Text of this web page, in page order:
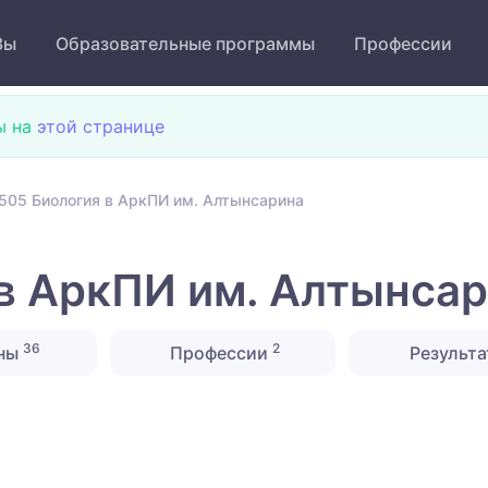
Образовательные программы Профессии
на этой странице
Биология в АркПИ им. Алтынсарина
АркПИ им.
36 Профессии 2